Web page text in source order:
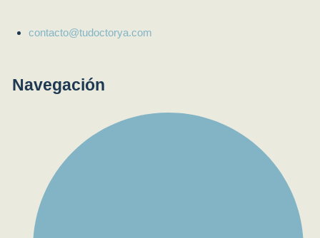
contacto@tudoctorya.com
Navegación